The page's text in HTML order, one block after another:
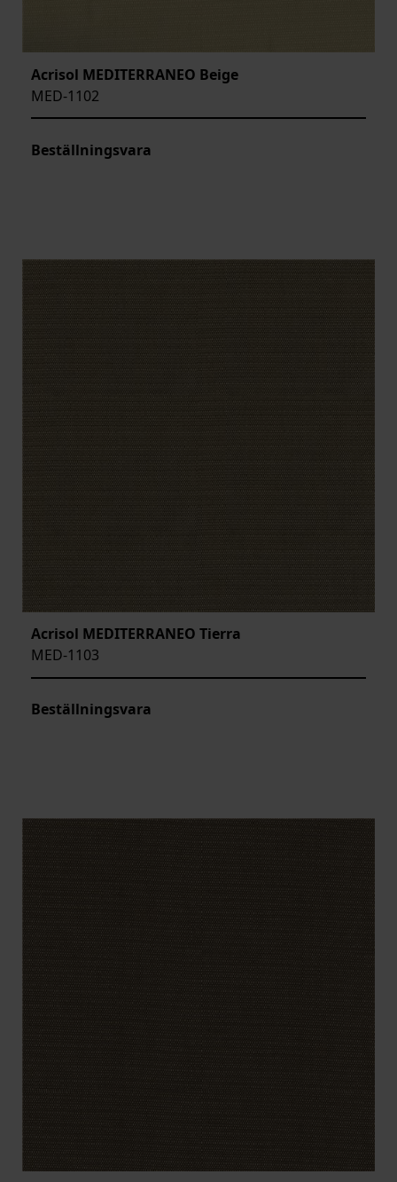
Acrisol MEDITERRANEO Beige
MED-1102
Beställningsvara
Acrisol MEDITERRANEO Tierra
MED-1103
Beställningsvara